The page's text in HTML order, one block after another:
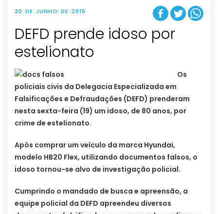
20 DE JUNHO DE 2015
DEFD prende idoso por
estelionato
Os
policiais civis da Delegacia Especializada em
Falsificações e Defraudações (DEFD) prenderam
nesta sexta-feira (19) um idoso, de 80 anos, por
crime de estelionato.
Após comprar um veículo da marca Hyundai,
modelo HB20 Flex, utilizando documentos falsos, o
idoso tornou-se alvo de investigação policial.
Cumprindo o mandado de busca e apreensão, a
equipe policial da DEFD apreendeu diversos